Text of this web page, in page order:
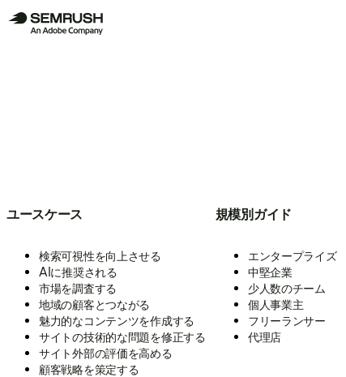
ユースケース
検索可視性を向上させる
AIに推奨される
市場を調査する
地域の顧客とつながる
魅力的なコンテンツを作成する
サイトの技術的な問題を修正する
サイト外部の評価を高める
顧客戦略を策定する
規模別ガイド
エンタープライズ
中堅企業
少人数のチーム
個人事業主
フリーランサー
代理店